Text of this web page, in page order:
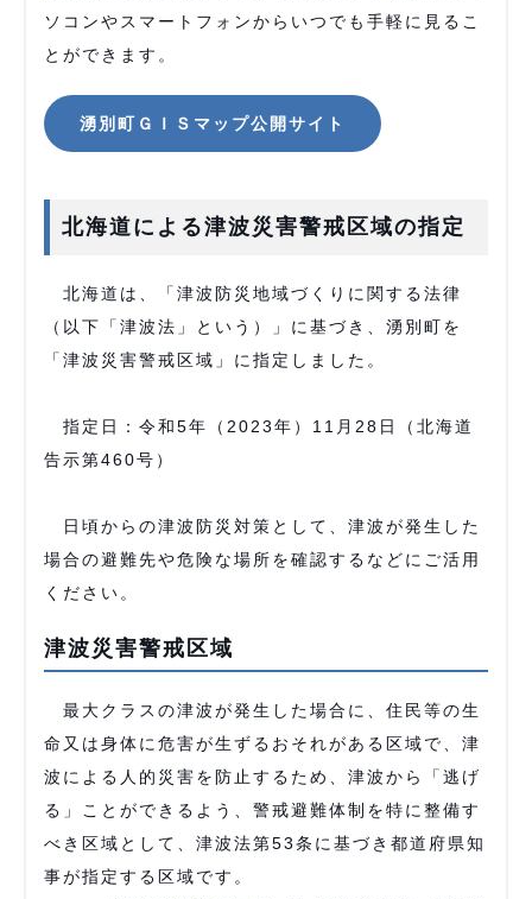
ソコンやスマートフォンからいつでも手軽に見るこ
とができます。
湧別町ＧＩＳマップ公開サイト
北海道による津波災害警戒区域の指定
北海道は、「津波防災地域づくりに関する法律
（以下「津波法」という）」に基づき、湧別町を
「津波災害警戒区域」に指定しました。
指定日：令和5年（2023年）11月28日（北海道
告示第460号）
日頃からの津波防災対策として、津波が発生した
場合の避難先や危険な場所を確認するなどにご活用
ください。
津波災害警戒区域
最大クラスの津波が発生した場合に、住民等の生
命又は身体に危害が生ずるおそれがある区域で、津
波による人的災害を防止するため、津波から「逃げ
る」ことができるよう、警戒避難体制を特に整備す
べき区域として、津波法第53条に基づき都道府県知
事が指定する区域です。